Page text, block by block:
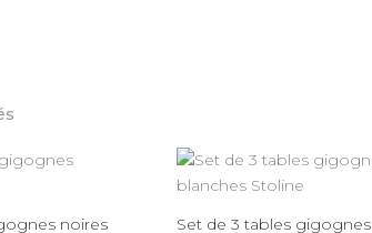
noires Set de 3 tables gigognes